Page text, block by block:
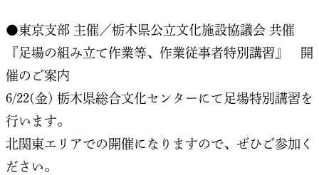
●東京支部 主催／栃木県公立文化施設協議会 共催
『足場の組み立て作業等、作業従事者特別講習』 開
催のご案内
6/22(金) 栃木県総合文化センターにて足場特別講習を
行います。
北関東エリアでの開催になりますので、ぜひご参加く
ださい。